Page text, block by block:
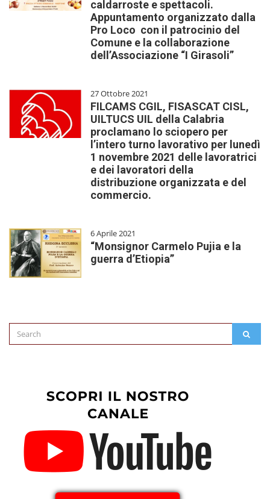
caldarroste e spettacoli.
Appuntamento organizzato dalla
Pro Loco con il patrocinio del
Comune e la collaborazione
dell’Associazione “I Girasoli”
27 Ottobre 2021
FILCAMS CGIL, FISASCAT CISL,
UILTUCS UIL della Calabria
proclamano lo sciopero per
l’intero turno lavorativo per lunedì
1 novembre 2021 delle lavoratrici
e dei lavoratori della
distribuzione organizzata e del
commercio.
6 Aprile 2021
“Monsignor Carmelo Pujia e la
guerra d’Etiopia”
Search
for: